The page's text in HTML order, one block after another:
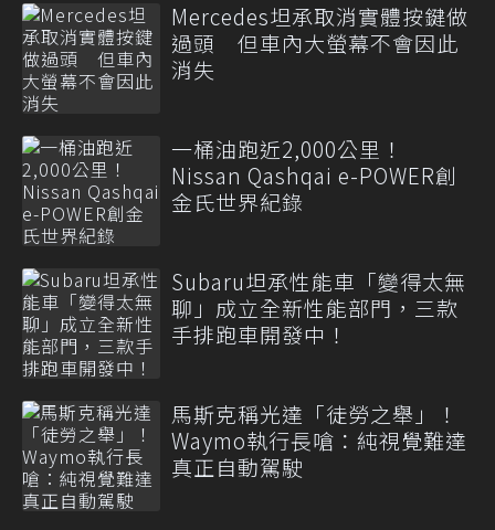
Mercedes坦承取消實體按鍵做
過頭 但車內大螢幕不會因此
消失
一桶油跑近2,000公里！
Nissan Qashqai e-POWER創
金氏世界紀錄
Subaru坦承性能車「變得太無
聊」成立全新性能部門，三款
手排跑車開發中！
馬斯克稱光達「徒勞之舉」！
Waymo執行長嗆：純視覺難達
真正自動駕駛